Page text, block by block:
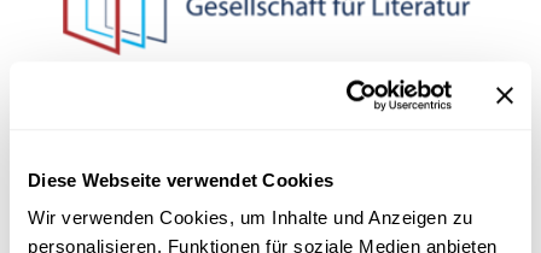
Diese Webseite verwendet Cookies
Wir verwenden Cookies, um Inhalte und Anzeigen zu
personalisieren, Funktionen für soziale Medien anbieten
Wir kooperieren mit der ÖGL in bezug auf